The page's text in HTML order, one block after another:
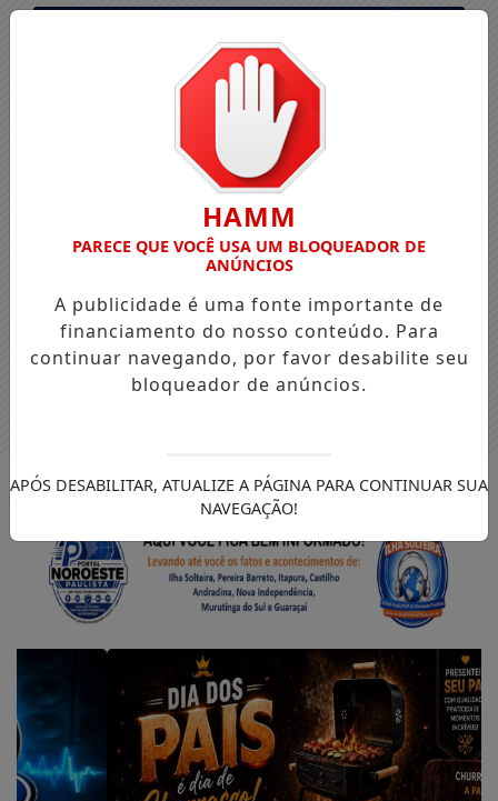
Entrar
HAMM
PARECE QUE VOCÊ USA UM BLOQUEADOR DE
ANÚNCIOS
A publicidade é uma fonte importante de
financiamento do nosso conteúdo. Para
continuar navegando, por favor desabilite seu
bloqueador de anúncios.
APÓS DESABILITAR, ATUALIZE A PÁGINA PARA CONTINUAR SUA
NAVEGAÇÃO!